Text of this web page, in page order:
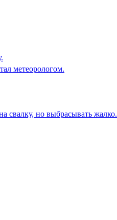
метеорологом.
свалку, но выбрасывать жалко.